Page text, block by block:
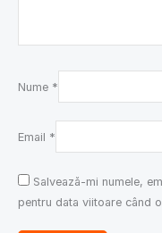
Nume *
Email *
Salvează-mi numele,
pentru data viitoare când